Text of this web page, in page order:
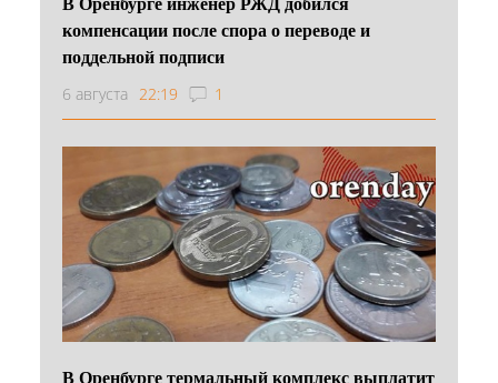
компенсации после спора о переводе и
поддельной подписи
6 августа 22:19 1
В Оренбурге термальный комплекс выплатит